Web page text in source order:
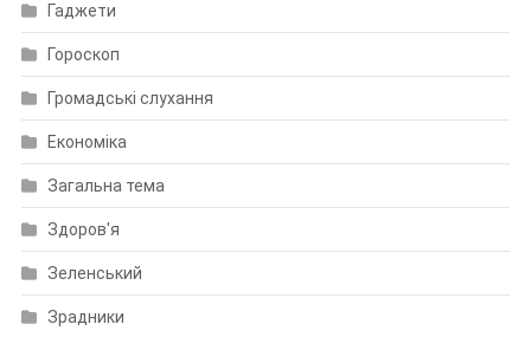
Гаджети
Гороскоп
Громадські слухання
Економіка
Загальна тема
Здоров'я
Зеленський
Зрадники